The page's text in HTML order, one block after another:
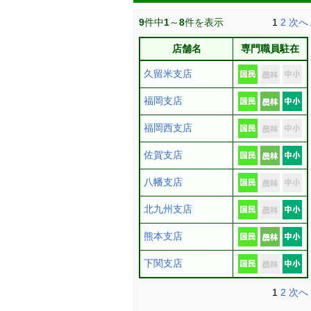
9件中1～8件を表示 1 2 次へ
店舗名 専門職員駐在
久留米支店
福岡支店
福岡西支店
佐賀支店
八幡支店
北九州支店
熊本支店
下関支店
1 2 次へ